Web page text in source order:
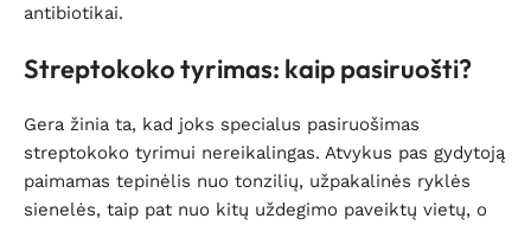
antibiotikai.
Streptokoko tyrimas: kaip pasiruošti?
Gera žinia ta, kad joks specialus pasiruošimas
streptokoko tyrimui nereikalingas. Atvykus pas gydytoją
paimamas tepinėlis nuo tonzilių, užpakalinės ryklės
sienelės, taip pat nuo kitų uždegimo paveiktų vietų, o